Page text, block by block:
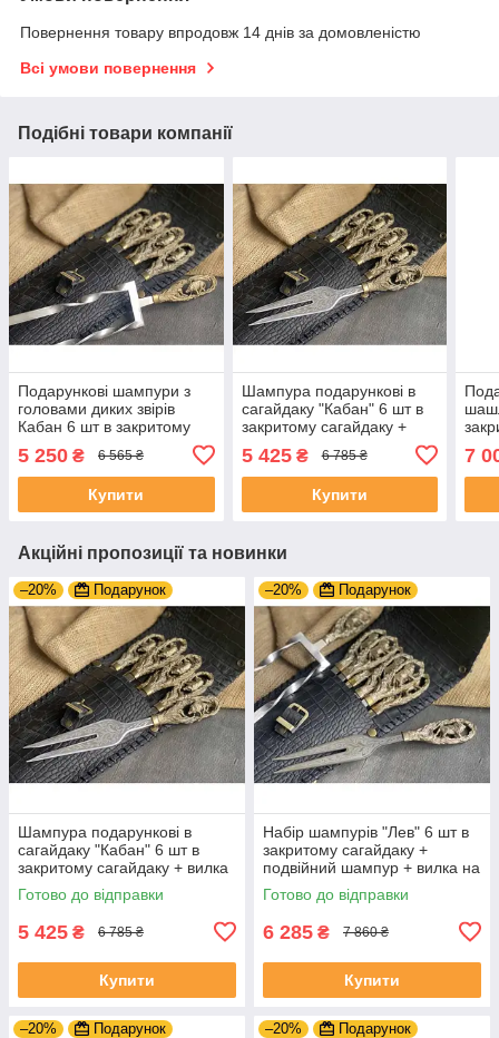
Повернення товару впродовж 14 днів за домовленістю
Всі умови повернення
Подібні товари компанії
Подарункові шампури з
головами диких звірів
Кабан 6 шт в закритому
шампур
5 250 ₴ 6 565 ₴
Купити
Шампура подарункові в
сагайдаку "Кабан" 6 шт в
закритому сагайдаку +
ювілей свату
5 425₴ 6 785 ₴
Купити
7
Акційні пропозиції та новинки
–20% Подарунок
Шампура подарункові в
сагайдаку "Кабан" 6 шт в
закритому сагайдаку + вилка
подарунок на ювілей свату
Готово до відправки
5 425 ₴ 6 785 ₴
Купити
–20% Подарунок
Набір шампурів "Лев" 6 шт в
закритому сагайдаку +
подвійний шампур + вилка на
подарунок директору
Готово до відправки
6 285 ₴ 7 860 ₴
Купити
–20% Подарунок –20% Подарунок